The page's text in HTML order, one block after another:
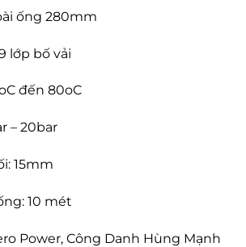
ống 280mm
lớp bố vải
đến 80oC
– 20bar
15mm
10 mét
Power, Công Danh Hùng Mạnh